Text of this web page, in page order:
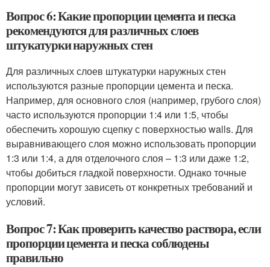
Вопрос 6: Какие пропорции цемента и песка
рекомендуются для различных слоев
штукатурки наружных стен
Для различных слоев штукатурки наружных стен
используются разные пропорции цемента и песка.
Например, для основного слоя (например, грубого слоя)
часто используются пропорции 1:4 или 1:5, чтобы
обеспечить хорошую сцепку с поверхностью walls. Для
выравнивающего слоя можно использовать пропорции
1:3 или 1:4, а для отделочного слоя – 1:3 или даже 1:2,
чтобы добиться гладкой поверхности. Однако точные
пропорции могут зависеть от конкретных требований и
условий.
Вопрос 7: Как проверить качество раствора, если
пропорции цемента и песка соблюдены
правильно